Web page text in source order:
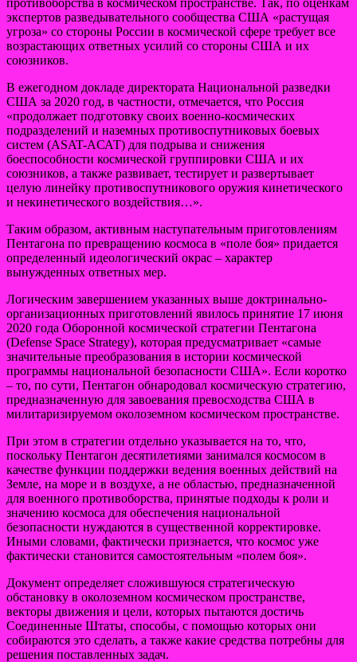
экспертов разведывательного сообщества США «растущая
угроза» со стороны России в космической сфере требует все
возрастающих ответных усилий со стороны США и их
союзников.
В ежегодном докладе директората Национальной разведки
США за 2020 год, в частности, отмечается, что Россия
«продолжает подготовку своих военно-космических
подразделений и наземных противоспутниковых боевых
систем (ASAT-AСАТ) для подрыва и снижения
боеспособности космической группировки США и их
союзников, а также развивает, тестирует и развертывает
целую линейку противоспутникового оружия кинетического
и некинетического воздействия…».
Таким образом, активным наступательным приготовлениям
Пентагона по превращению космоса в «поле боя» придается
определенный идеологический окрас – характер
вынужденных ответных мер.
Логическим завершением указанных выше доктринально-
организационных приготовлений явилось принятие 17 июня
2020 года Оборонной космической стратегии Пентагона
(Defense Space Strategy), которая предусматривает «самые
значительные преобразования в истории космической
программы национальной безопасности США». Если коротко
– то, по сути, Пентагон обнародовал космическую стратегию,
предназначенную для завоевания превосходства США в
милитаризируемом околоземном космическом пространстве.
При этом в стратегии отдельно указывается на то, что,
поскольку Пентагон десятилетиями занимался космосом в
качестве функции поддержки ведения военных действий на
Земле, на море и в воздухе, а не областью, предназначенной
для военного противоборства, принятые подходы к роли и
значению космоса для обеспечения национальной
безопасности нуждаются в существенной корректировке.
Иными словами, фактически признается, что космос уже
фактически становится самостоятельным «полем боя».
Документ определяет сложившуюся стратегическую
обстановку в околоземном космическом пространстве,
векторы движения и цели, которых пытаются достичь
Соединенные Штаты, способы, с помощью которых они
собираются это сделать, а также какие средства потребны для
решения поставленных задач.